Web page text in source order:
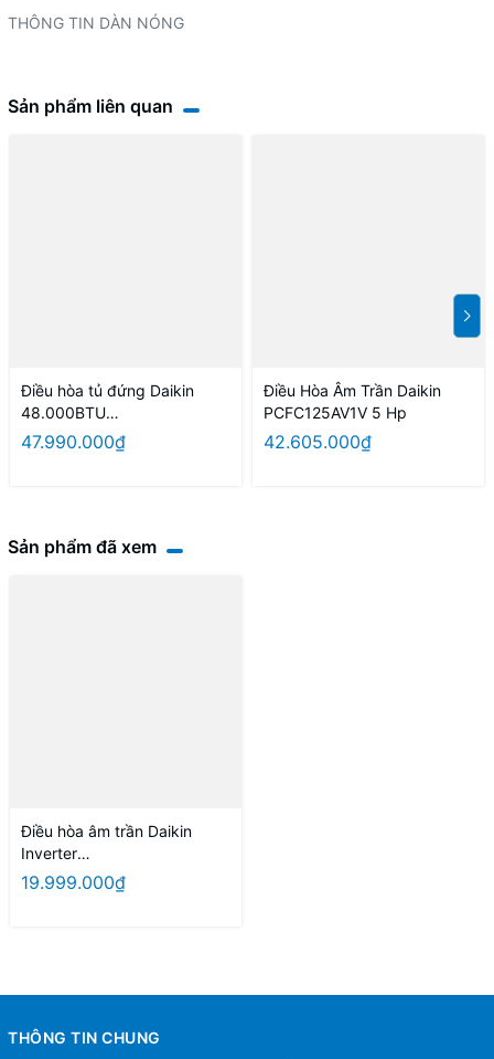
THÔNG TIN DÀN NÓNG
Sản phẩm liên quan
Điều hòa tủ đứng Daikin
48.000BTU
FVC140AV1V/RC140AGY1V 3
47.990.000₫
Điều Hòa Âm Trần Daikin
PCFC125AV1V 5 Hp
42.605.000₫
Sản phẩm đã xem
Điều hòa âm trần Daikin
Inverter
FCFC40DVM/RZFC40DVM
19.999.000₫
THÔNG TIN CHUNG